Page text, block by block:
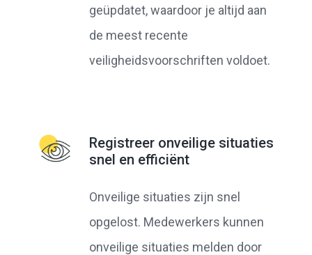
geüpdatet, waardoor je altijd aan
de meest recente
veiligheidsvoorschriften voldoet.
Registreer onveilige situaties
snel en efficiënt
Onveilige situaties zijn snel
opgelost. Medewerkers kunnen
onveilige situaties melden door